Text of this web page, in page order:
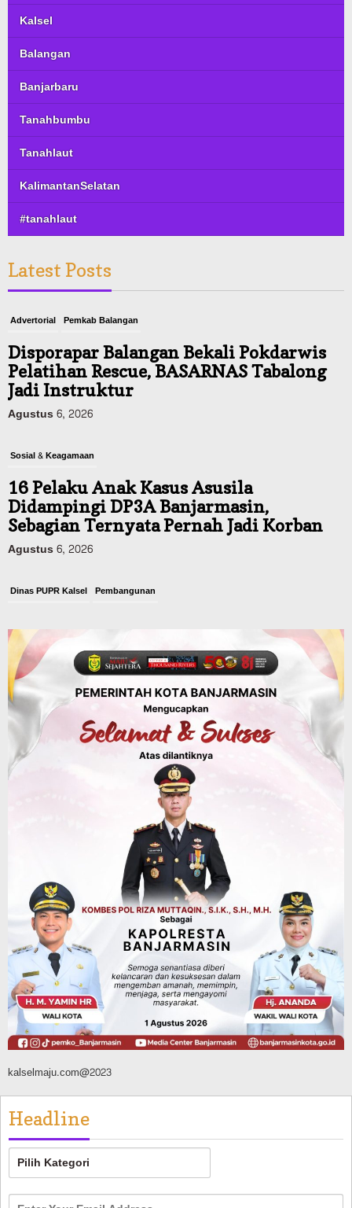
Kalsel
Balangan
Banjarbaru
Tanahbumbu
Tanahlaut
KalimantanSelatan
#tanahlaut
Latest Posts
Advertorial Pemkab Balangan
Disporapar Balangan Bekali Pokdarwis
Pelatihan Rescue, BASARNAS Tabalong
Jadi Instruktur
Agustus 6, 2026
Sosial & Keagamaan
16 Pelaku Anak Kasus Asusila
Didampingi DP3A Banjarmasin,
Sebagian Ternyata Pernah Jadi Korban
Agustus 6, 2026
Dinas PUPR Kalsel Pembangunan
Pemerintah Janji Tingkatkan Fasilitas
Keselamatan Jalan Alternatif
Banjarbaru–Batulicin
Agustus 6, 2026
Dinas Kehutanan Kalsel
Tahura Sultan Adam Sempat Alami
Kebakaran Lahan, Api Berhasil
Dipadamkan, Kadishut Kalsel
Memimpin Langsung Aksi di Lapangan
Advertorial Pemkab Balangan
Silaturahmi ke DPRD Balangan, Kapolres
AKBP Arif Mansyur Perkuat Koordinasi
Keamanan Daerah
Agustus 6, 2026
kalselmaju.com@2023
Headline
Headline